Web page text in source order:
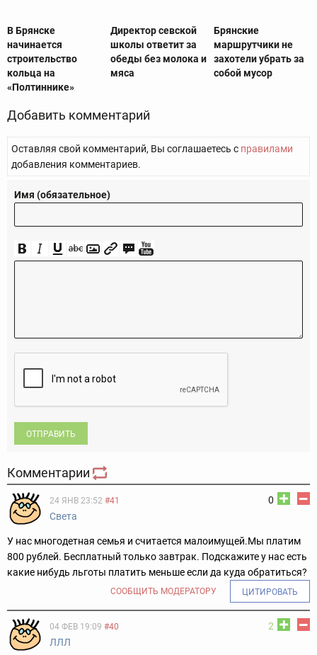
В Брянске
начинается
строительство
кольца на
«Полтиннике»
Директор севской
школы ответит за
обеды без молока и
мяса
Брянские
маршрутчики не
захотели убрать за
собой мусор
Добавить комментарий
Оставляя свой комментарий, Вы соглашаетесь с правилами
добавления комментариев.
Имя (обязательное)
ОТПРАВИТЬ
Комментарии
0
24 ЯНВ 23:52 #41
Света
У нас многодетная семья и считается малоимущей.Мы платим
800 рублей. Бесплатный только завтрак. Подскажите у нас есть
какие нибудь льготы платить меньше если да куда обратиться?
СООБЩИТЬ МОДЕРАТОРУ ЦИТИРОВАТЬ
2
04 ФЕВ 19:09 #40
ЛЛЛ